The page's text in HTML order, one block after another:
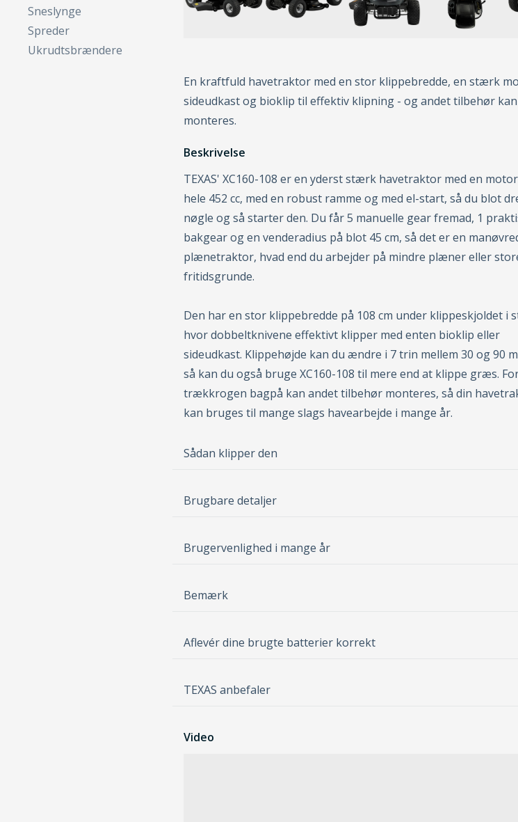
Sneslynge
Spreder
Ukrudtsbrændere
En kraftfuld havetraktor med en stor klippebredde, en stærk
sideudkast og bioklip til effektiv klipning - og andet tilbehør kan
monteres.
Beskrivelse
TEXAS' XC160-108 er en yderst stærk havetraktor med en
hele 452 cc, med en robust ramme og med el-start, så du blot
nøgle og så starter den. Du får 5 manuelle gear fremad, 1
bakgear og en venderadius på blot 45 cm, så det er en
plænetraktor, hvad end du arbejder på mindre plæner eller
fritidsgrunde.
Den har en stor klippebredde på 108 cm under klippeskjoldet i
hvor dobbeltknivene effektivt klipper med enten bioklip eller
sideudkast. Klippehøjde kan du ændre i 7 trin mellem 30 og 90
så kan du også bruge XC160-108 til mere end at klippe græs.
trækkrogen bagpå kan andet tilbehør monteres, så din
kan bruges til mange slags havearbejde i mange år.
Sådan klipper den
Brugbare detaljer
Brugervenlighed i mange år
Bemærk
Aflevér dine brugte batterier korrekt
TEXAS anbefaler
Video